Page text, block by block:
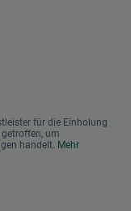
für die Einholung
um
handelt. Mehr